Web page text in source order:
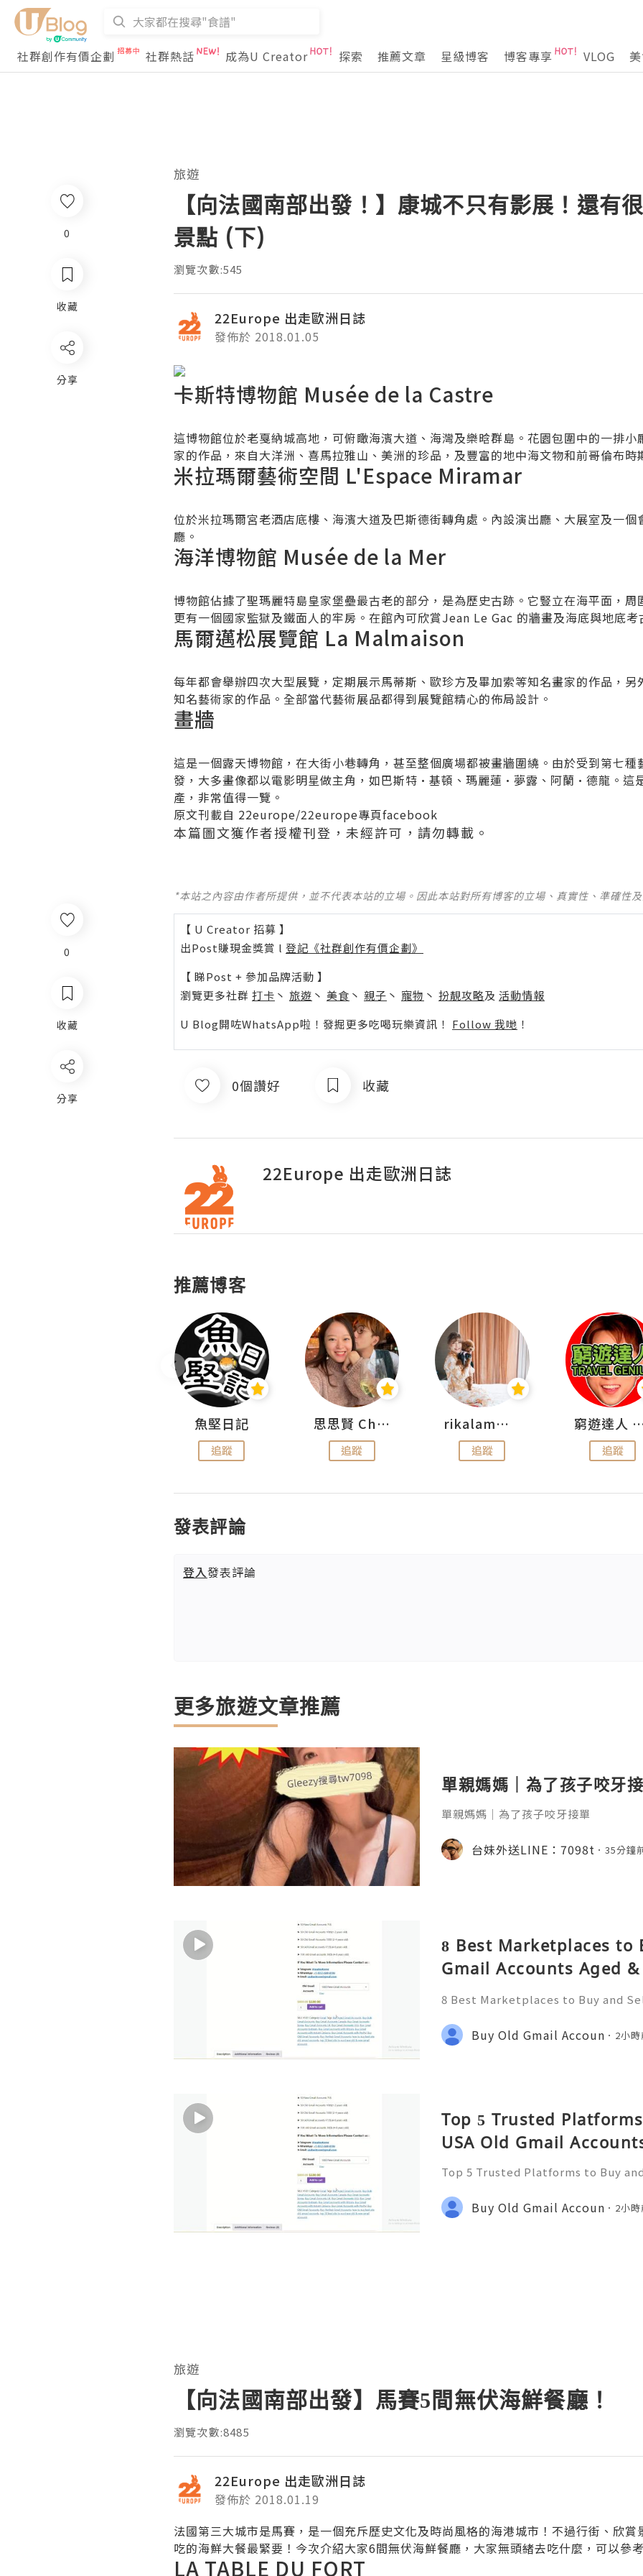
社群創作有價企劃 社群熱話 成為U Creator 探索 推薦文章 星級博客 博客專享 VLOG
0
收藏
分享
旅遊
【向法國南部出發！】康城不只有影展！還有
景點 (下)
瀏覽次數:545
22Europe 出走歐洲日誌
發佈於 2018.01.05
卡斯特博物館 Musée de la Castre
這博物館位於老戛納城高地，可俯瞰海濱大道、海灣及樂晗群島。花園包圍中的一排
家的作品，來自大洋洲、喜馬拉雅山、美洲的珍品，及豐富的地中海文物和前哥倫布時
米拉瑪爾藝術空間 L'Espace Miramar
位於米拉瑪爾宮老酒店底樓、海濱大道及巴斯德街轉角處。內設演出廳、大展室及一
廳。
海洋博物館 Musée de la Mer
博物館佔據了聖瑪麗特島皇家堡壘最古老的部分，是為歷史古跡。它豎立在海平面，
更有一個國家監獄及鐵面人的牢房。在館內可欣賞Jean Le Gac 的牆畫及海底與地底考
馬爾邁松展覽館 La Malmaison
每年都會舉辦四次大型展覽，定期展示馬蒂斯、歐珍方及畢加索等知名畫家的作品，
知名藝術家的作品。全部當代藝術展品都得到展覽館精心的佈局設計。
畫牆
這是一個露天博物館，在大街小巷轉角，甚至整個廣場都被畫牆圍繞。由於受到第七
發，大多畫像都以電影明星做主角，如巴斯特·基頓、瑪麗蓮·夢露、阿蘭·德龍。這
產，非常值得一覽。
原文刊載自 22europe/22europe專頁facebook
本篇圖文獲作者授權刊登，未經許可，請勿轉載。
*本站之內容由作者所提供，並不代表本站的立場。因此本站對所有博客的立場、真實性、準確性
【 U Creator 招募 】
出Post賺現金獎賞 l 登記《社群創作有價企劃》
【 睇Post + 參加品牌活動 】
瀏覽更多社群 打卡 丶 旅遊 丶 美食 丶 親子 丶 寵物 丶 扮靚攻略及 活動情報
U Blog開咗WhatsApp啦！發掘更多吃喝玩樂資訊！ Follow 我哋 ！
0個讚好 收藏
22Europe 出走歐洲日誌
推薦博客
魚堅日記
追蹤
思思賢 ChillMyBabe
追蹤
rikalammm
追蹤
窮遊達人
追蹤
發表評論
登入發表評論
更多旅遊文章推薦
單親媽媽｜為了孩子咬牙
單親媽媽｜為了孩子咬牙接單
台妹外送LINE：7098t 35分鐘
8 Best Marketplaces to
Gmail Accounts Aged &
Country) – 2026 Guide
8 Best Marketplaces to Buy and
e Information Please Contact us :
zone ☠️☠️➤WhatsApp: +1 (6
Buy Old Gmail Accoun 2小
Top 5 Trusted
USA Old Gmail
Top 5 Trusted Platforms to Buy
tact us : ☠️☠️➤Telegram:
(612) 649-8194 ☠️☠️➤Email:
Buy Old Gmail Accoun 2小
0
收藏
分享
旅遊
【向法國南部出發】馬賽5間無伏海鮮餐廳！
瀏覽次數:8485
22Europe 出走歐洲日誌
發佈於 2018.01.19
法國第三大城市是馬賽，是一個充斥歷史文化及時尚風格的海港城市！不過行街、欣
吃的海鮮大餐最緊要！今次介紹大家6間無伏海鮮餐廳，大家無頭緒去吃什麼，可以參
LA TABLE DU FORT